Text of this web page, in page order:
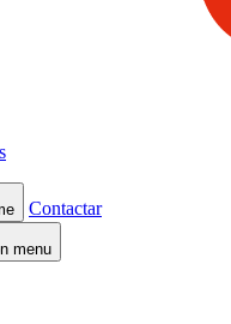
Contactar
menu